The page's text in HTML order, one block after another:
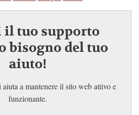
il tuo supporto
bisogno del tuo
aiuto!
a mantenere il sito web attivo e
funzionante.